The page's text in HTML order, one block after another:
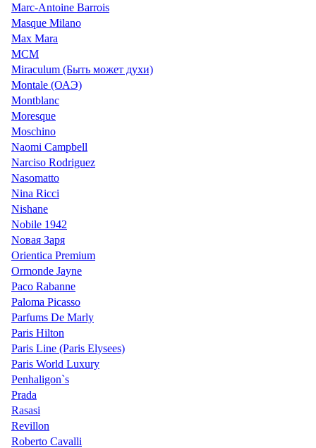
Marc-Antoine Barrois
Masque Milano
Max Mara
MCM
Miraculum (Быть может духи)
Montale (ОАЭ)
Montblanc
Moresque
Moschino
Naomi Campbell
Narciso Rodriguez
Nasomatto
Nina Ricci
Nishane
Nobile 1942
Nовая Заря
Orientica Premium
Ormonde Jayne
Paco Rabanne
Paloma Picasso
Parfums De Marly
Paris Hilton
Paris Line (Paris Elysees)
Paris World Luxury
Penhaligon`s
Prada
Rasasi
Revillon
Roberto Cavalli